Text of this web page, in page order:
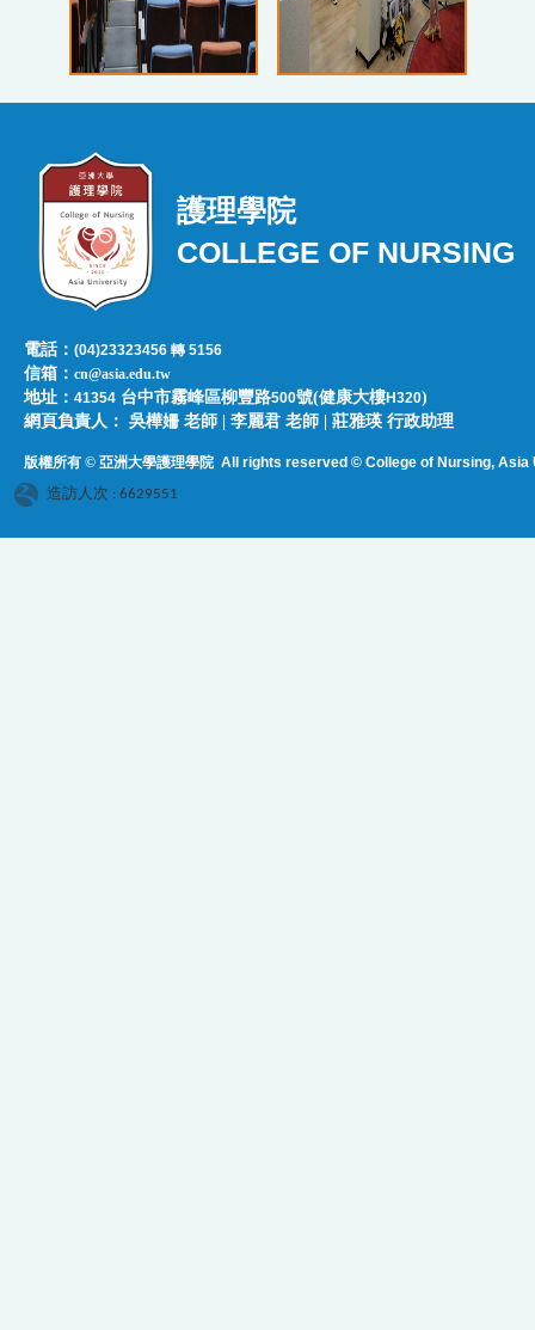
護理學院
COLLEGE OF NURSING
電話：(04)23323456 轉 5156
信箱：cn@asia.edu.tw
地址：41354 台中市霧峰區柳豐路500號(健康大樓H320)
網頁負責人：​​​ ​吳樺姍 老師 | 李麗君 老師 | 莊雅瑛 行政助理
版權所有 © 亞洲大學護理學院All rights reserved © College of Nursing, Asia
造訪人次 : 6629551